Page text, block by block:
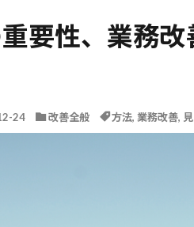
要性、業務
24 改善全般 方法, 業務改善,